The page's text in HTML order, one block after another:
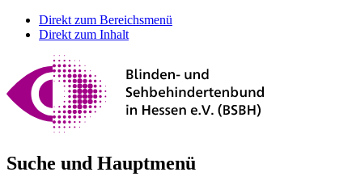
Direkt zum Bereichsmenü
Direkt zum Inhalt
Suche und Hauptmenü